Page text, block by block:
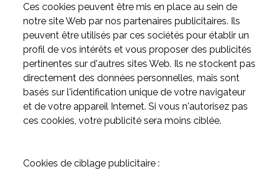
Ces cookies peuvent être mis en place au sein de
notre site Web par nos partenaires publicitaires. Ils
peuvent être utilisés par ces sociétés pour établir un
profil de vos intérêts et vous proposer des publicités
pertinentes sur d'autres sites Web. Ils ne stockent pas
directement des données personnelles, mais sont
basés sur l'identification unique de votre navigateur
et de votre appareil Internet. Si vous n'autorisez pas
ces cookies, votre publicité sera moins ciblée.
Cookies de ciblage publicitaire :